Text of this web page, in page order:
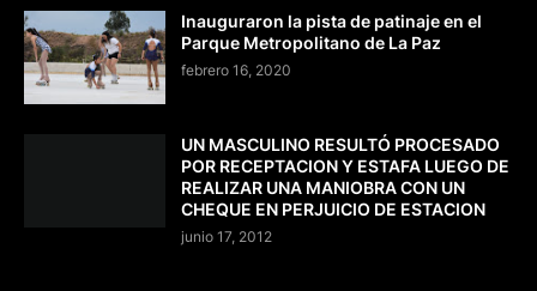
Inauguraron la pista de patinaje en el
Parque Metropolitano de La Paz
febrero 16, 2020
UN MASCULINO RESULTÓ PROCESADO
POR RECEPTACION Y ESTAFA LUEGO DE
REALIZAR UNA MANIOBRA CON UN
CHEQUE EN PERJUICIO DE ESTACION
junio 17, 2012